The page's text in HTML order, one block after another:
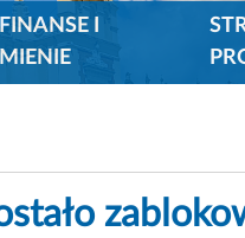
FINANSE I
MIENIE